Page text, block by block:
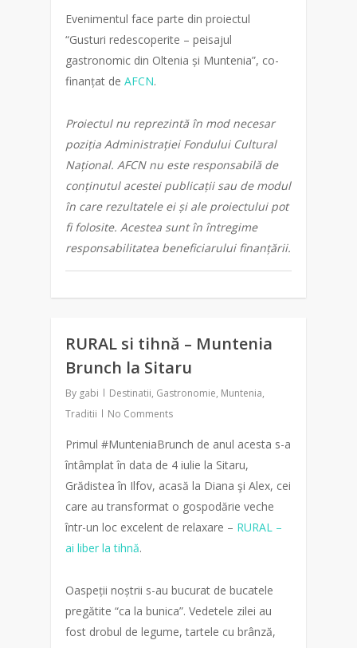
Evenimentul face parte din proiectul
“Gusturi redescoperite – peisajul
gastronomic din Oltenia și Muntenia”, co-
finanțat de AFCN.
Proiectul nu reprezintă în mod necesar
poziția Administrației Fondului Cultural
Național. AFCN nu este responsabilă de
conținutul acestei publicații sau de modul
în care rezultatele ei și ale proiectului pot
fi folosite. Acestea sunt în întregime
responsabilitatea beneficiarului finanțării.
RURAL si tihnă – Muntenia
Brunch la Sitaru
By gabi Destinatii, Gastronomie, Muntenia,
Traditii
No Comments
Primul #MunteniaBrunch de anul acesta s-a
întâmplat în data de 4 iulie la Sitaru,
Grădistea în Ilfov, acasă la Diana şi Alex, cei
care au transformat o gospodărie veche
într-un loc excelent de relaxare – RURAL –
ai liber la tihnă.
Oaspeții noștrii s-au bucurat de bucatele
pregătite “ca la bunica”. Vedetele zilei au
fost drobul de legume, tartele cu brânză,
0